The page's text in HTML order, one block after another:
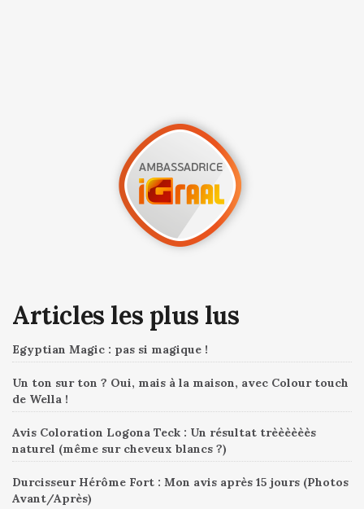
Articles les plus lus
Egyptian Magic : pas si magique !
Un ton sur ton ? Oui, mais à la maison, avec Colour touch
de Wella !
Avis Coloration Logona Teck : Un résultat trèèèèèès
naturel (même sur cheveux blancs ?)
Durcisseur Hérôme Fort : Mon avis après 15 jours (Photos
Avant/Après)